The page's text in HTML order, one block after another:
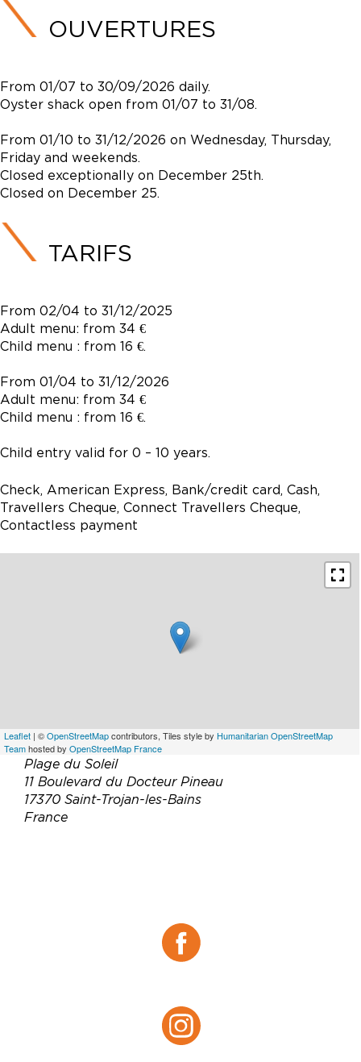
OUVERTURES
From 01/07 to 30/09/2026 daily.
Oyster shack open from 01/07 to 31/08.
From 01/10 to 31/12/2026 on Wednesday, Thursday,
Friday and weekends.
Closed exceptionally on December 25th.
Closed on December 25.
TARIFS
From 02/04 to 31/12/2025
Adult menu: from 34 €
Child menu : from 16 €.
From 01/04 to 31/12/2026
Adult menu: from 34 €
Child menu : from 16 €.
Child entry valid for 0 – 10 years.
Check, American Express, Bank/credit card, Cash,
Travellers Cheque, Connect Travellers Cheque,
Contactless payment
Leaflet | ©OpenStreetMapcontributors, Tiles style by Humanitarian OpenStreetMap
Teamhosted by OpenStreetMap France
Plage du Soleil
11 Boulevard du Docteur Pineau
17370 Saint-Trojan-les-Bains
France